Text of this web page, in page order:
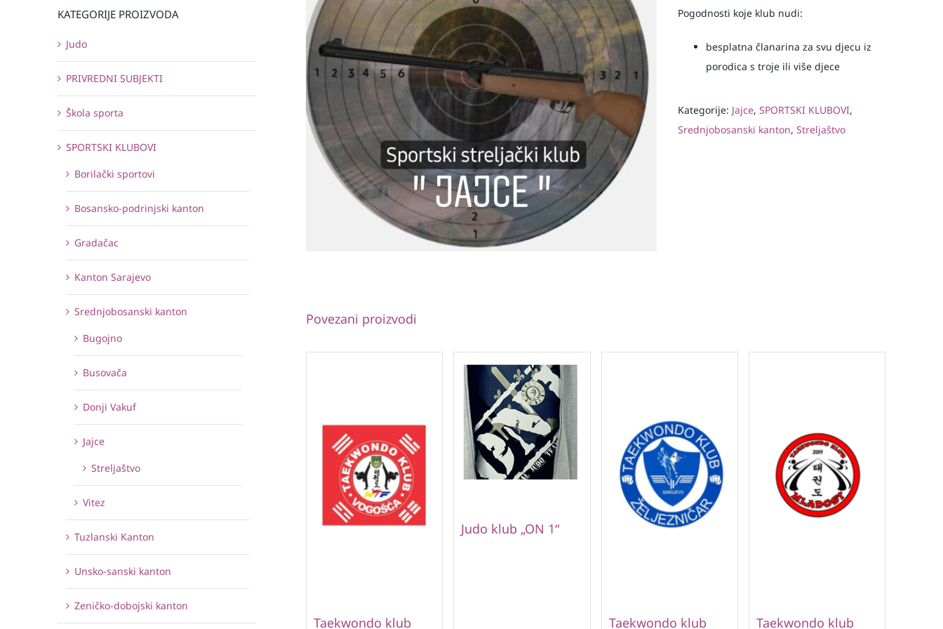
Pogodnosti koje klub nudi:
besplatna članarina za svu djecu iz
porodica s troje ili više djece
Kategorije: Jajce, SPORTSKI KLUBOVI,
Srednjobosanski kanton, Streljaštvo
Povezani proizvodi
Taekwondo klub
Judo klub „ON 1“
Taekwondo klub Taekwondo klub
KATEGORIJE PROIZVODA
Judo
PRIVREDNI SUBJEKTI
Škola sporta
SPORTSKI KLUBOVI
Borilački sportovi
Bosansko-podrinjski kanton
Gradačac
Kanton Sarajevo
Srednjobosanski kanton
Bugojno
Busovača
Donji Vakuf
Jajce
Streljaštvo
Vitez
Tuzlanski Kanton
Unsko-sanski kanton
Zeničko-dobojski kanton